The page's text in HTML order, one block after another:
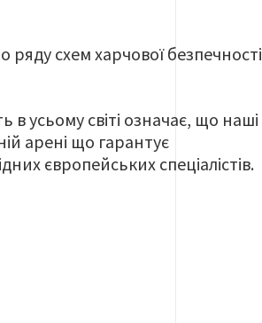
ряду схем харчової безпечності
в усьому світі означає, що наші
арені що гарантує
європейських спеціалістів.